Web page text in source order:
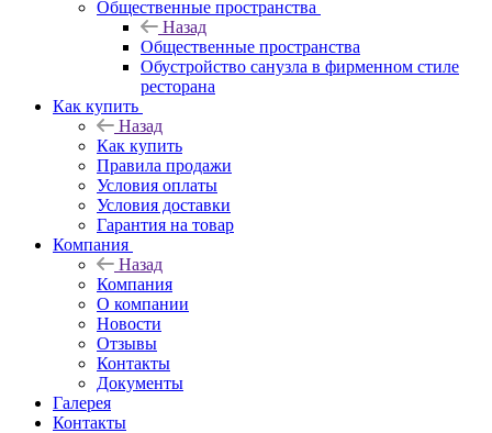
Общественные пространства
Назад
Общественные пространства
Обустройство санузла в фирменном стиле
ресторана
Как купить
Назад
Как купить
Правила продажи
Условия оплаты
Условия доставки
Гарантия на товар
Компания
Назад
Компания
О компании
Новости
Отзывы
Контакты
Документы
Галерея
Контакты